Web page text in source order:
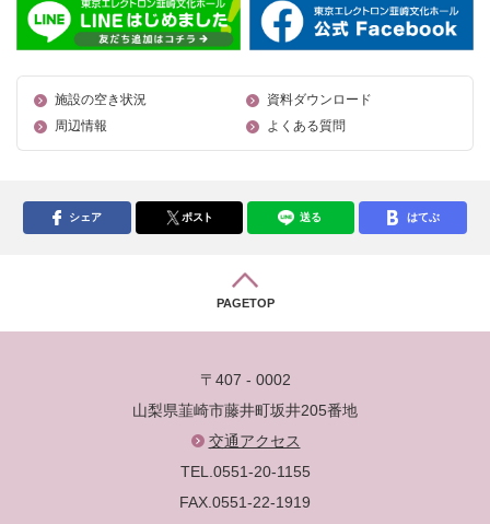
施設の空き状況
資料ダウンロード
周辺情報
よくある質問
シェア ポスト 送る はてぶ
PAGETOP
〒407 - 0002
山梨県韮崎市藤井町坂井205番地
交通アクセス
TEL.0551-20-1155
FAX.0551-22-1919